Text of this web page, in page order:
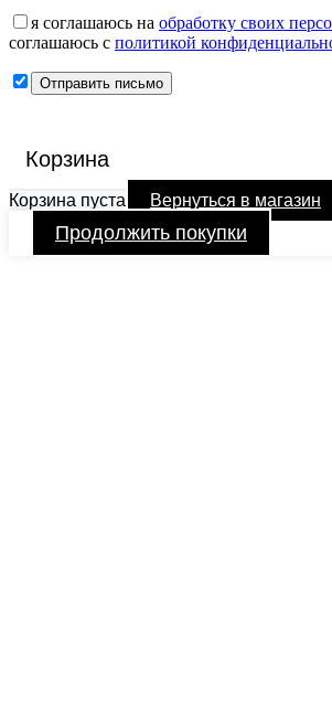
я соглашаюсь на обработку своих
соглашаюсь с политикой
Корзина
Корзина пуста Вернуться в магазин
Продолжить покупки